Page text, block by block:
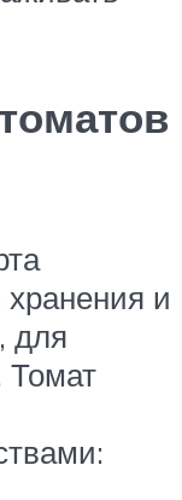
хранения и
для
Томат